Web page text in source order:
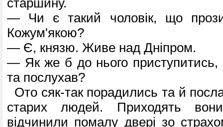
старшину.
— Чи є такий чоловік, що
Кожум'якою?
— Є, князю. Живе над Дніпром.
— Як же б до нього
та послухав?
Ото сяк-так порадились та й
старих людей. Приходять
відчинили помалу двері зо